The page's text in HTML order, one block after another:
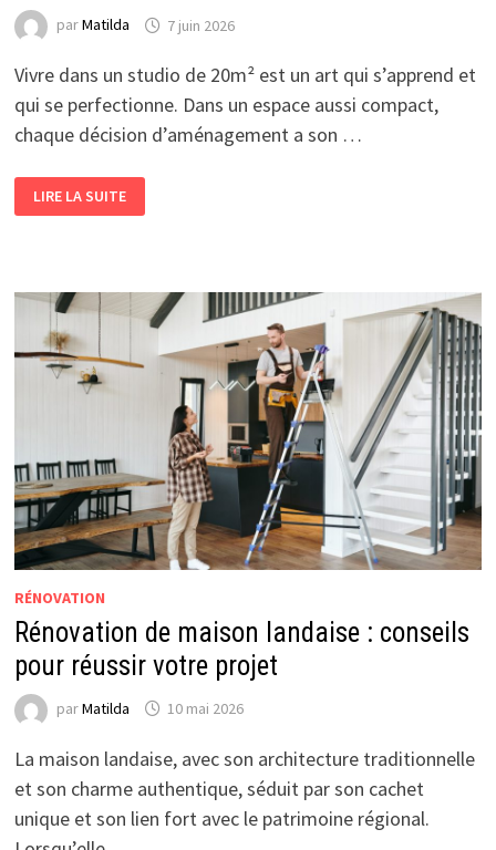
parMatilda 7 juin 2026
Vivre dans un studio de 20m² est un art qui s’apprend et
qui se perfectionne. Dans un espace aussi compact,
chaque décision d’aménagement a son …
UN
STUDIO
POUR
OPTIMISER
L’ESPACE
LIRE LA SUITE
RÉNOVATION
Rénovation de maison landaise : conseils
pour réussir votre projet
parMatilda 10 mai 2026
La maison landaise, avec son architecture traditionnelle
et son charme authentique, séduit par son cachet
unique et son lien fort avec le patrimoine régional.